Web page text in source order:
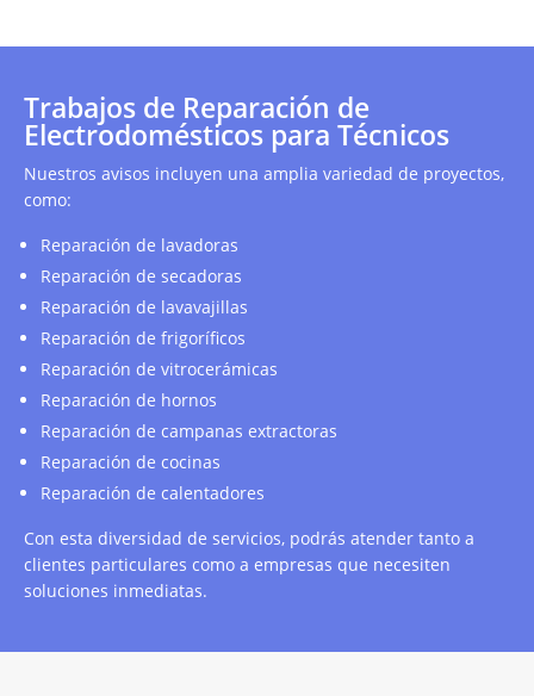
Trabajos de Reparación de
Electrodomésticos para Técnicos
Nuestros avisos incluyen una amplia variedad de proyectos,
como:
Reparación de lavadoras
Reparación de secadoras
Reparación de lavavajillas
Reparación de frigoríficos
Reparación de vitrocerámicas
Reparación de hornos
Reparación de campanas extractoras
Reparación de cocinas
Reparación de calentadores
Con esta diversidad de servicios, podrás atender tanto a
clientes particulares como a empresas que necesiten
soluciones inmediatas.